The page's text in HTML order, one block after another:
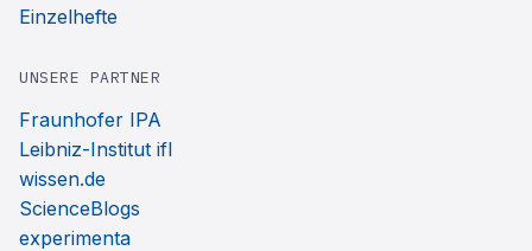
Einzelhefte
UNSERE PARTNER
Fraunhofer IPA
Leibniz-Institut ifl
wissen.de
ScienceBlogs
experimenta